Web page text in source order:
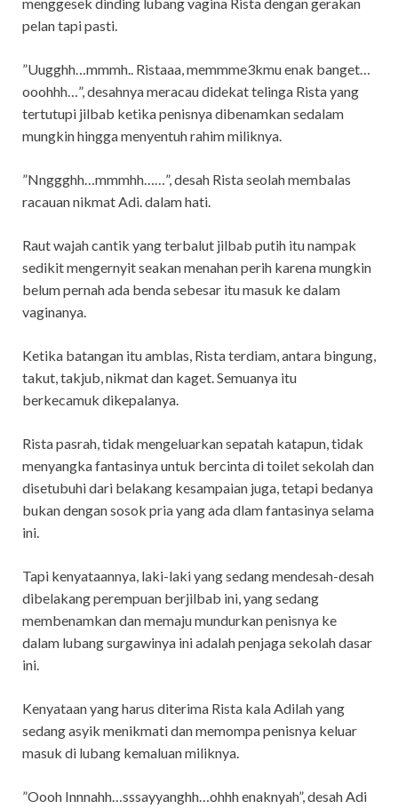
pelan tapi pasti.
”Uugghh…mmmh.. Ristaaa, memmme3kmu enak banget…
ooohhh…”, desahnya meracau didekat telinga Rista yang
tertutupi jilbab ketika penisnya dibenamkan sedalam
mungkin hingga menyentuh rahim miliknya.
”Nnggghh…mmmhh……”, desah Rista seolah membalas
racauan nikmat Adi. dalam hati.
Raut wajah cantik yang terbalut jilbab putih itu nampak
sedikit mengernyit seakan menahan perih karena mungkin
belum pernah ada benda sebesar itu masuk ke dalam
vaginanya.
Ketika batangan itu amblas, Rista terdiam, antara bingung,
takut, takjub, nikmat dan kaget. Semuanya itu
berkecamuk dikepalanya.
Rista pasrah, tidak mengeluarkan sepatah katapun, tidak
menyangka fantasinya untuk bercinta di toilet sekolah dan
disetubuhi dari belakang kesampaian juga, tetapi bedanya
bukan dengan sosok pria yang ada dlam fantasinya selama
ini.
Tapi kenyataannya, laki-laki yang sedang mendesah-desah
dibelakang perempuan berjilbab ini, yang sedang
membenamkan dan memaju mundurkan penisnya ke
dalam lubang surgawinya ini adalah penjaga sekolah dasar
ini.
Kenyataan yang harus diterima Rista kala Adilah yang
sedang asyik menikmati dan memompa penisnya keluar
masuk di lubang kemaluan miliknya.
”Oooh Innnahh…sssayyanghh…ohhh enaknyah”, desah Adi